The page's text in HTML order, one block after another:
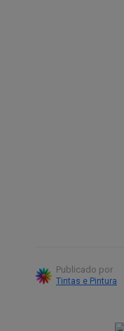
Publicado por
Tintas e Pintura